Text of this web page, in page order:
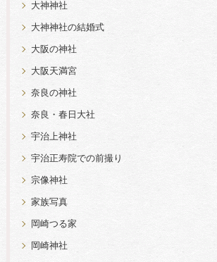
大神神社
大神神社の結婚式
大阪の神社
大阪天満宮
奈良の神社
奈良・春日大社
宇治上神社
宇治正寿院での前撮り
宗像神社
家族写真
岡崎つる家
岡崎神社